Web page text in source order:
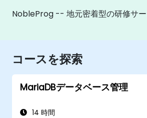
NobleProg -- 地元密着型の研修サ
コースを探索
MariaDBデータベース管理
14 時間